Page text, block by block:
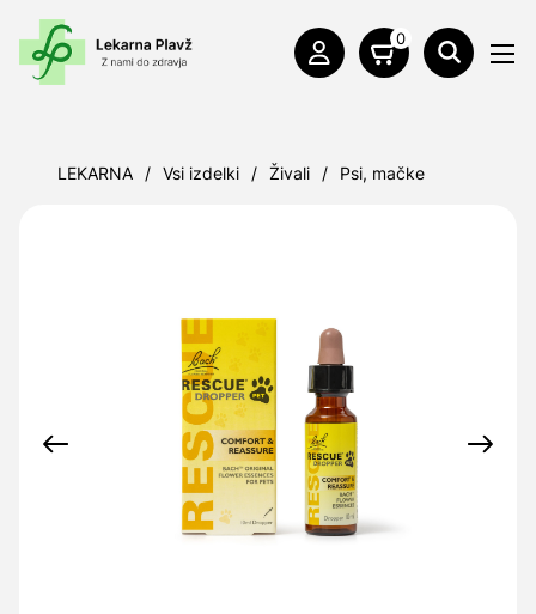
0
LEKARNA / Vsi izdelki / Živali / Psi, mačke